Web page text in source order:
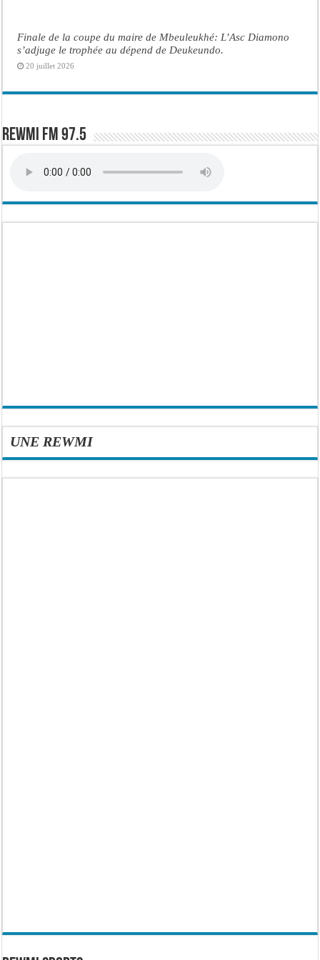
Finale de la coupe du maire de Mbeuleukhé: L’Asc Diamono
s’adjuge le trophée au dépend de Deukeundo.
20 juillet 2026
Rewmi FM 97.5
UNE REWMI